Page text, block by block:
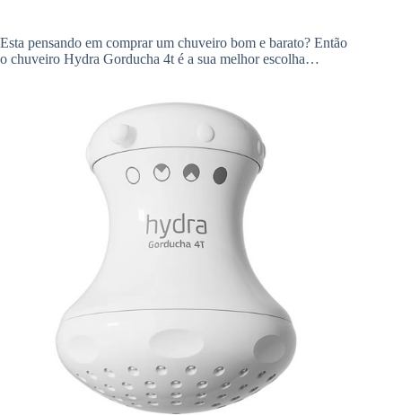
Esta pensando em comprar um chuveiro bom e barato? Então
o chuveiro Hydra Gorducha 4t é a sua melhor escolha…